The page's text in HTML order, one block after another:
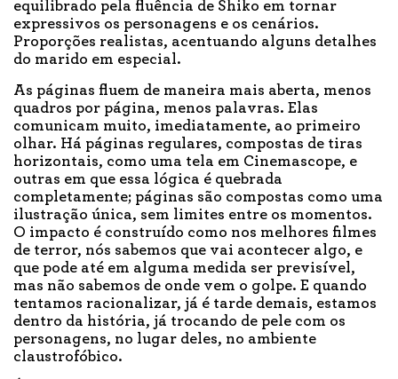
equilibrado pela fluência de Shiko em tornar
expressivos os personagens e os cenários.
Proporções realistas, acentuando alguns detalhes
do marido em especial.
As páginas fluem de maneira mais aberta, menos
quadros por página, menos palavras. Elas
comunicam muito, imediatamente, ao primeiro
olhar. Há páginas regulares, compostas de tiras
horizontais, como uma tela em Cinemascope, e
outras em que essa lógica é quebrada
completamente; páginas são compostas como uma
ilustração única, sem limites entre os momentos.
O impacto é construído como nos melhores filmes
de terror, nós sabemos que vai acontecer algo, e
que pode até em alguma medida ser previsível,
mas não sabemos de onde vem o golpe. E quando
tentamos racionalizar, já é tarde demais, estamos
dentro da história, já trocando de pele com os
personagens, no lugar deles, no ambiente
claustrofóbico.